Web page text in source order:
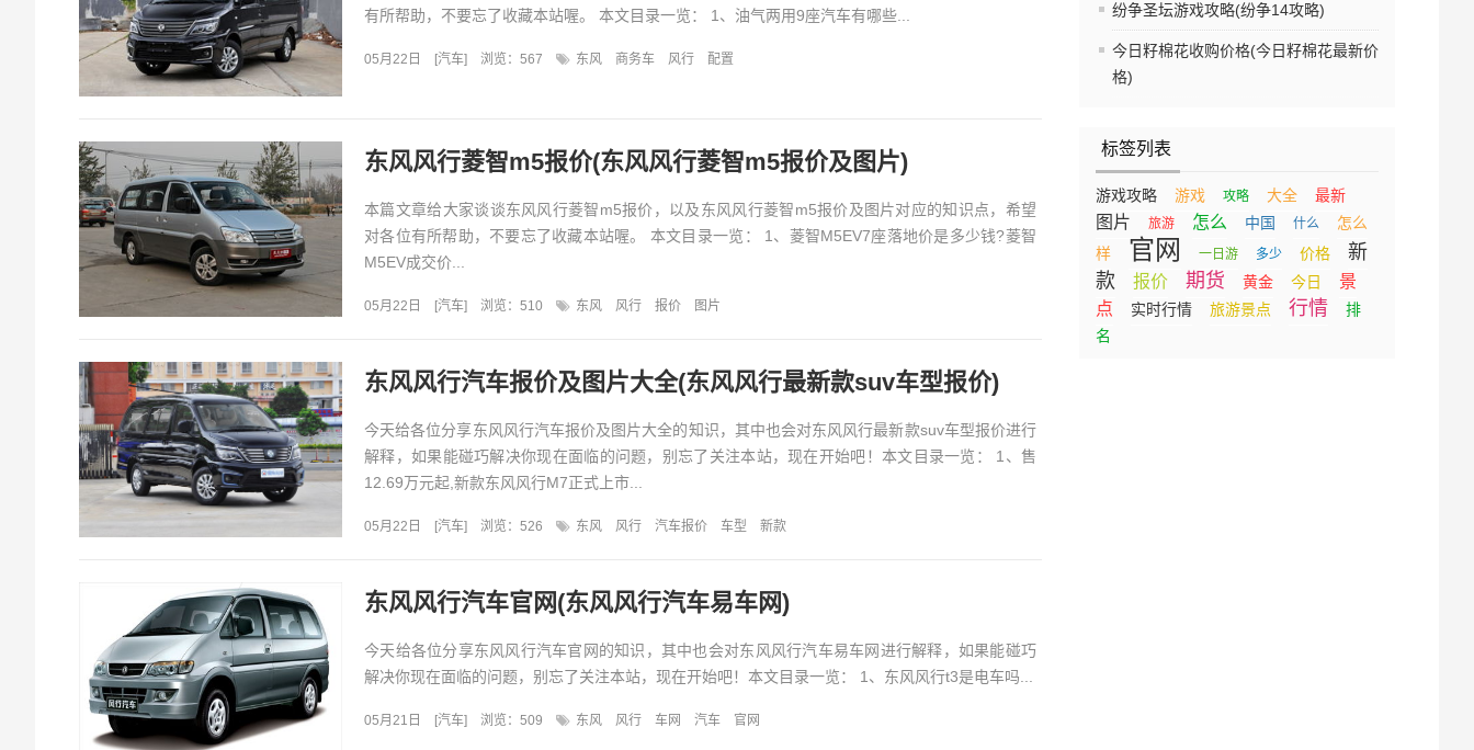
纷争圣坛游戏攻略(纷争14攻略)
今日籽棉花收购价格(今日籽棉花最新价
格)
标签列表
游戏攻略 游戏 攻略 大全 最新
图片 旅游 怎么 中国 什么
怎么
样
官网 一日游 多少 价格
新
款
报价 期货 黄金 今日
景
点
实时行情 旅游景点 行情
排
名
有所帮助，不要忘了收藏本站喔。 本文目录一览： 1、油气两用9座汽车有哪些...
05月22日 [汽车] 浏览：567 东风 商务车 风行 配置
东风风行菱智m5报价(东风风行菱智m5报价及图片)
本篇文章给大家谈谈东风风行菱智m5报价，以及东风风行菱智m5报价及图片对应的知识点，希望
对各位有所帮助，不要忘了收藏本站喔。 本文目录一览： 1、菱智M5EV7座落地价是多少钱?菱智
M5EV成交价...
05月22日 [汽车] 浏览：510 东风 风行 报价 图片
东风风行汽车报价及图片大全(东风风行最新款suv车型报价)
今天给各位分享东风风行汽车报价及图片大全的知识，其中也会对东风风行最新款suv车型报价进行
解释，如果能碰巧解决你现在面临的问题，别忘了关注本站，现在开始吧！本文目录一览： 1、售
12.69万元起,新款东风风行M7正式上市...
05月22日 [汽车] 浏览：526 东风 风行 汽车报价 车型 新款
东风风行汽车官网(东风风行汽车易车网)
今天给各位分享东风风行汽车官网的知识，其中也会对东风风行汽车易车网进行解释，如果能碰巧
解决你现在面临的问题，别忘了关注本站，现在开始吧！本文目录一览： 1、东风风行t3是电车吗...
05月21日 [汽车] 浏览：509 东风 风行 车网 汽车 官网